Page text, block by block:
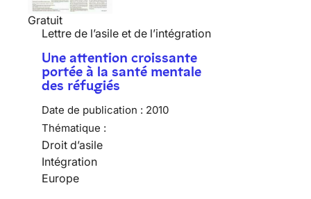
Gratuit
Lettre de l’asile et de l’intégration
Une attention croissante
portée à la santé mentale
des réfugiés
Date de publication : 2010
Thématique :
Droit d’asile
Intégration
Europe